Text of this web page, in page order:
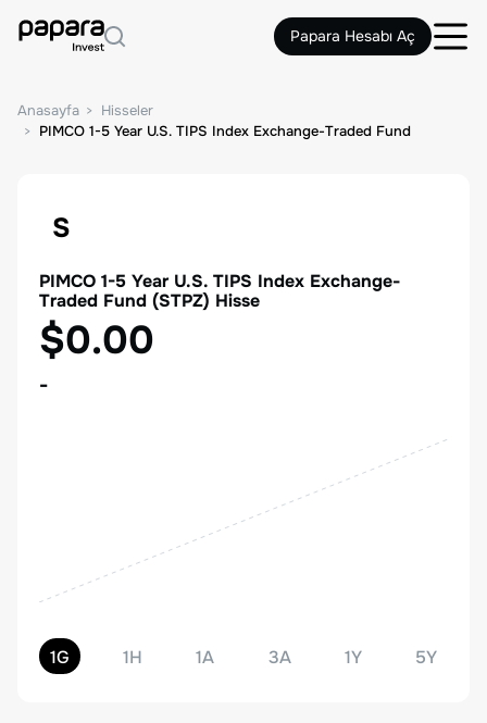
Papara Hesabı Aç
Anasayfa
Hisseler
PIMCO 1-5 Year U.S. TIPS Index Exchange-Traded Fund
S
PIMCO 1-5 Year U.S. TIPS Index Exchange-
Traded Fund (STPZ) Hisse
$0.00
-
1G 1H 1A 3A 1Y 5Y